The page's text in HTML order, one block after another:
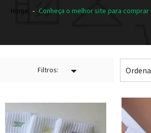
Home Conheça o melhor site para
Filtros: